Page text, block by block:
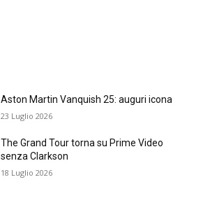
Aston Martin Vanquish 25: auguri icona
23 Luglio 2026
The Grand Tour torna su Prime Video
senza Clarkson
18 Luglio 2026